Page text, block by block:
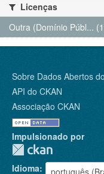
Licenças
Outra (Domínio Públ...
Sobre Dados Abertos
API do CKAN
Associação CKAN
Impulsionado por
Idioma